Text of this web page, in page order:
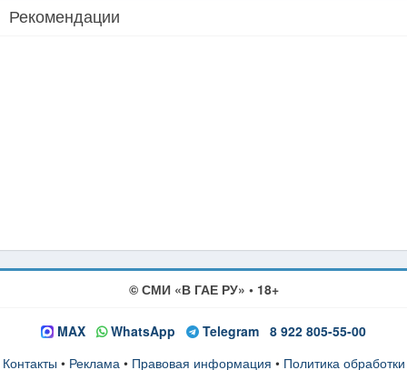
Рекомендации
© СМИ «В ГАЕ РУ» • 18+
MAX WhatsApp Telegram 8 922 805-55-00
Контакты • Реклама• Правовая информация • Политика обработки